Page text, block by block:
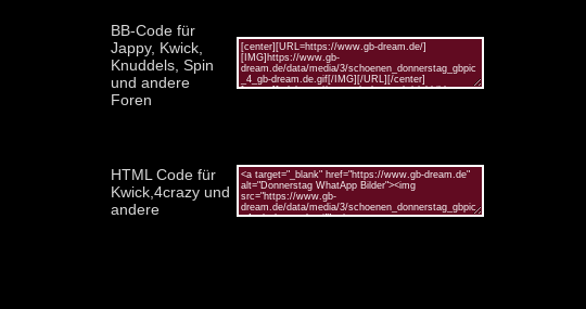
BB-Code für
Jappy, Kwick,
Knuddels, Spin
und andere
Foren
HTML Code für
Kwick,4crazy und
andere